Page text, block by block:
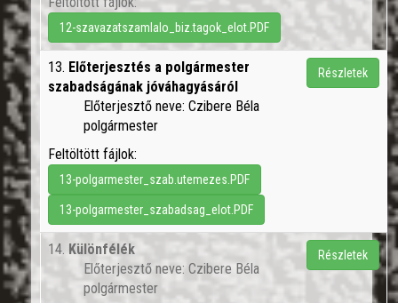
12-szavazatszamlalo_biz.tagok_elot.PDF
13. Előterjesztés a polgármester
szabadságának jóváhagyásáról
Előterjesztő neve: Czibere Béla
polgármester
Feltöltött fájlok:
13-polgarmester_szab.utemezes.PDF
13-polgarmester_szabadsag_elot.PDF
Részletek
14. Különfélék
Előterjesztő neve: Czibere Béla
polgármester
Részletek